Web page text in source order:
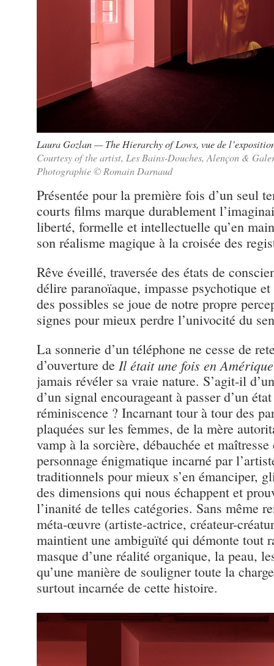
Laura Gozlan — The Hierarchy of Lows, vue de
Courtesy of the artist, Les Bains-Douches, Alençon &
Photographie © Romain Darnaud
Présentée pour la première fois d’un seul
courts films marque durablement
liberté, formelle et intellectuelle qu’en
son réalisme magique à la croisée des
Rêve éveillé, traversée des états de
délire paranoïaque, impasse psychotique
des possibles se joue de notre propre
signes pour mieux perdre l’univocité du
La sonnerie d’un téléphone ne cesse de
d’ouverture de Il était une fois en Amérique
jamais révéler sa vraie nature. S’agit-il
d’un signal encourageant à passer d’un
réminiscence ? Incarnant tour à tour des
plaquées sur les femmes, de la mère
vamp à la sorcière, débauchée et
personnage énigmatique incarné par
traditionnels pour mieux s’en émanciper,
des dimensions qui nous échappent et
l’inanité de telles catégories. Sans même
méta-œuvre (artiste-actrice, créateur-
maintient une ambiguïté qui démonte tout
masque d’une réalité organique, la peau,
qu’une manière de souligner toute la
surtout incarnée de cette histoire.